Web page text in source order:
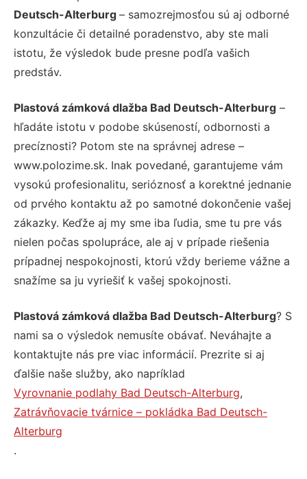
Deutsch-Alterburg – samozrejmosťou sú aj odborné
konzultácie či detailné poradenstvo, aby ste mali
istotu, že výsledok bude presne podľa vašich
predstáv.
Plastová zámková dlažba Bad Deutsch-Alterburg –
hľadáte istotu v podobe skúseností, odbornosti a
precíznosti? Potom ste na správnej adrese –
www.polozime.sk. Inak povedané, garantujeme vám
vysokú profesionalitu, serióznosť a korektné jednanie
od prvého kontaktu až po samotné dokončenie vašej
zákazky. Keďže aj my sme iba ľudia, sme tu pre vás
nielen počas spolupráce, ale aj v prípade riešenia
prípadnej nespokojnosti, ktorú vždy berieme vážne a
snažíme sa ju vyriešiť k vašej spokojnosti.
Plastová zámková dlažba Bad Deutsch-Alterburg? S
nami sa o výsledok nemusíte obávať. Neváhajte a
kontaktujte nás pre viac informácií. Prezrite si aj
ďalšie naše služby, ako napríklad
Vyrovnanie podlahy Bad Deutsch-Alterburg,
Zatrávňovacie tvárnice – pokládka Bad Deutsch-
Alterburg
.